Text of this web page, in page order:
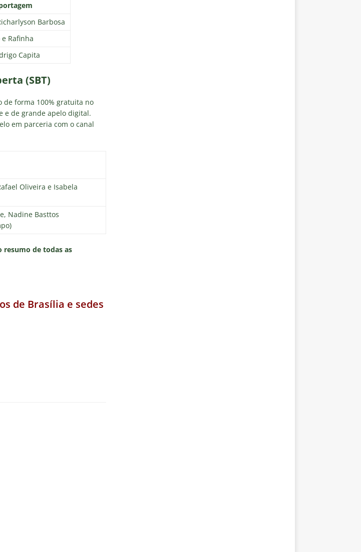
Barbosa
Rafinha
Capita
(SBT)
de forma 100% gratuita no
e de grande apelo digital.
em parceria com o canal
Oliveira e Isabela
Nadine Basttos
resumo de todas as
de Brasília e sedes